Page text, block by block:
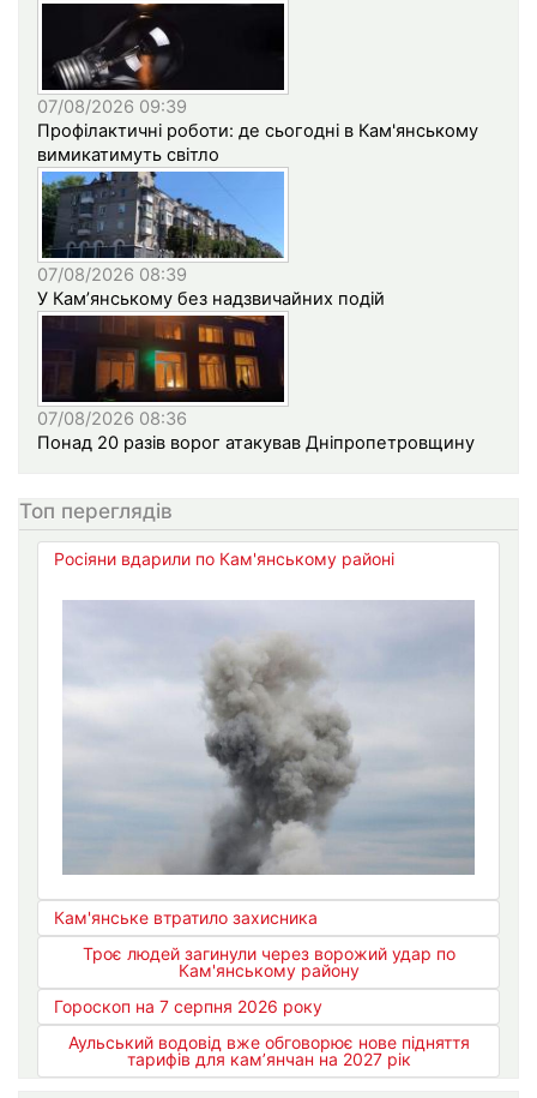
07/08/2026 09:39
Профілактичні роботи: де сьогодні в Кам'янському
вимикатимуть світло
07/08/2026 08:39
У Кам’янському без надзвичайних подій
07/08/2026 08:36
Понад 20 разів ворог атакував Дніпропетровщину
Топ переглядів
Росіяни вдарили по Кам'янському районі
Кам'янське втратило захисника
Троє людей загинули через ворожий удар по
Кам'янському району
Гороскоп на 7 серпня 2026 року
Аульський водовід вже обговорює нове підняття
тарифів для кам’янчан на 2027 рік